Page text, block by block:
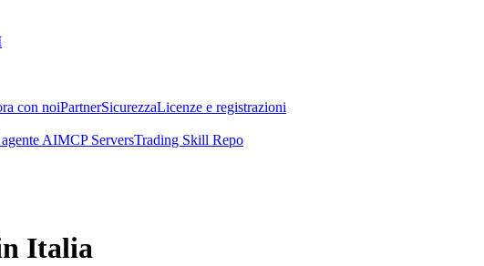
con noiPartnerSicurezzaLicenze e registrazioni
AIMCP ServersTrading Skill Repo
Italia